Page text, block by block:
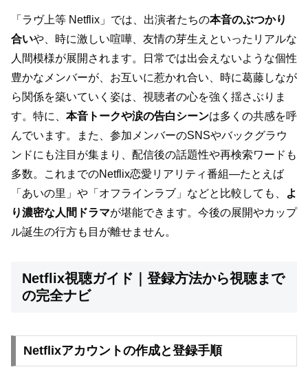
「ラヴ上等 Netflix」では、出演者たちの本音のぶつかり
合いや、時に激しい喧嘩、友情の芽生えといったリアルな
人間模様が展開されます。日常では出会えないような個性
豊かなメンバーが、お互いに惹かれ合い、時に葛藤しなが
ら関係を築いていく姿は、視聴者の心を強く揺さぶりま
す。特に、 本音トークや涙の告白シーンは多くの共感を呼
んでいます。また、参加メンバーのSNSやバックグラウ
ンドにも注目が集まり、配信後の話題性や再検索ワードも
多数。これまでのNetflix恋愛リアリティ番組―たとえば
「あいの里」や「オフラインラブ」などと比較しても、
よ
り濃密な人間ドラマが堪能できます。今後の展開やカップ
ル誕生の行方も目が離せません。
Netflix視聴ガイド｜登録方法から視聴まで
の完全ナビ
Netflixアカウントの作成と登録手順